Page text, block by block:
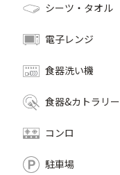
シーツ・タオル
電子レンジ
食器洗い機
食器&カトラリー
コンロ
駐車場